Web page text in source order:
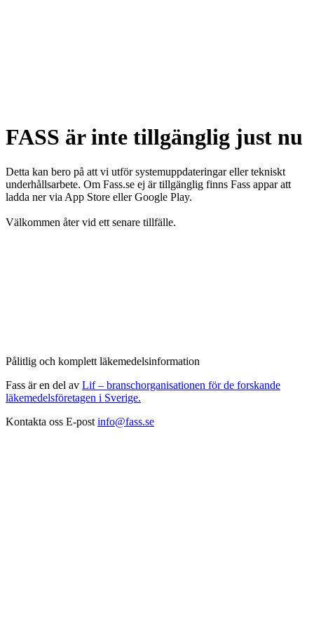
FASS är inte tillgänglig just nu
Detta kan bero på att vi utför systemuppdateringar eller tekniskt
underhållsarbete. Om Fass.se ej är tillgänglig finns Fass appar att
ladda ner via App Store eller Google Play.
Välkommen åter vid ett senare tillfälle.
Pålitlig och komplett läkemedelsinformation
Fass är en del av Lif – branschorganisationen för de forskande
läkemedelsföretagen i Sverige.
Kontakta oss E-post info@fass.se